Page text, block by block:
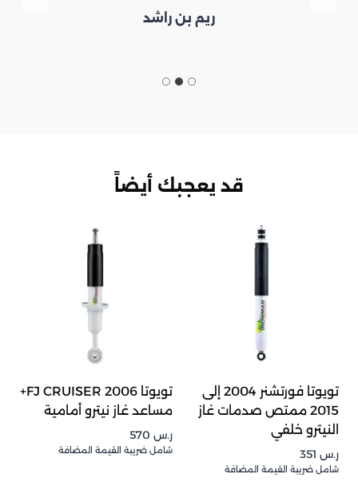
ريم بن راشد
قد يعجبك أيضاً
تويوتا فورتشنر 2004 إلى
2015 ممتص صدمات غاز
النيترو خلفي
ر.س
شامل ضريبة القيمة المضافة
تويوتا FJ CRUISER 2006+
مساعد غاز نيترو أمامية
ر.س
شامل ضريبة القيمة المضافة